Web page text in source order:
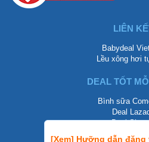
[Xem] Hưỡng dẫn
LIÊN
Babydeal
Lều xông hơi
DEAL TỐT
Bình sữa
Deal
Deal